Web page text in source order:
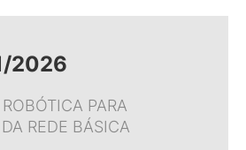
2026
PARA
REDE BÁSICA